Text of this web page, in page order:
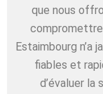
que nous
Estaimbourg n’a
fiables et
d’évaluer